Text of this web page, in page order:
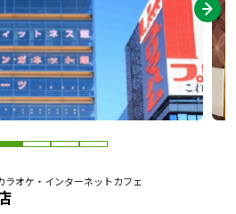
ラオケ・インターネットカフェ